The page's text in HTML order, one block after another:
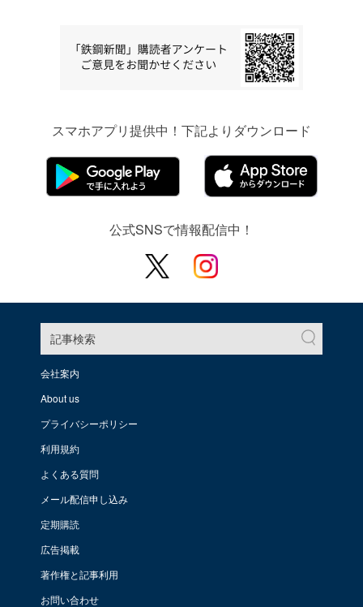
スマホアプリ提供中！下記よりダウンロード
公式SNSで情報配信中！
記事検索
会社案内
About us
プライバシーポリシー
利用規約
よくある質問
メール配信申し込み
定期購読
広告掲載
著作権と記事利用
お問い合わせ